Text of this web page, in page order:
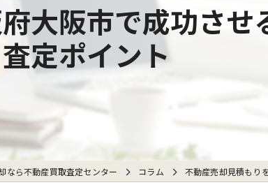
土地
大阪市で成功させ
査定ポイント
なら不動産買取査定センター コラム 不動産売却見積もり